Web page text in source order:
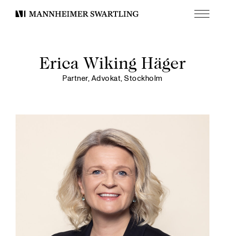
Mannheimer
Meny
Erica Wiking Häger
Partner, Advokat, Stockholm